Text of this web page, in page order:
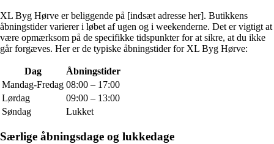
XL Byg Hørve er beliggende på [indsæt adresse her]. Butikkens
åbningstider varierer i løbet af ugen og i weekenderne. Det er vigtigt at
være opmærksom på de specifikke tidspunkter for at sikre, at du ikke
går forgæves. Her er de typiske åbningstider for XL Byg Hørve:
Dag
Åbningstider
Mandag-Fredag 08:00 – 17:00
Lørdag
09:00 – 13:00
Søndag
Lukket
Særlige åbningsdage og lukkedage